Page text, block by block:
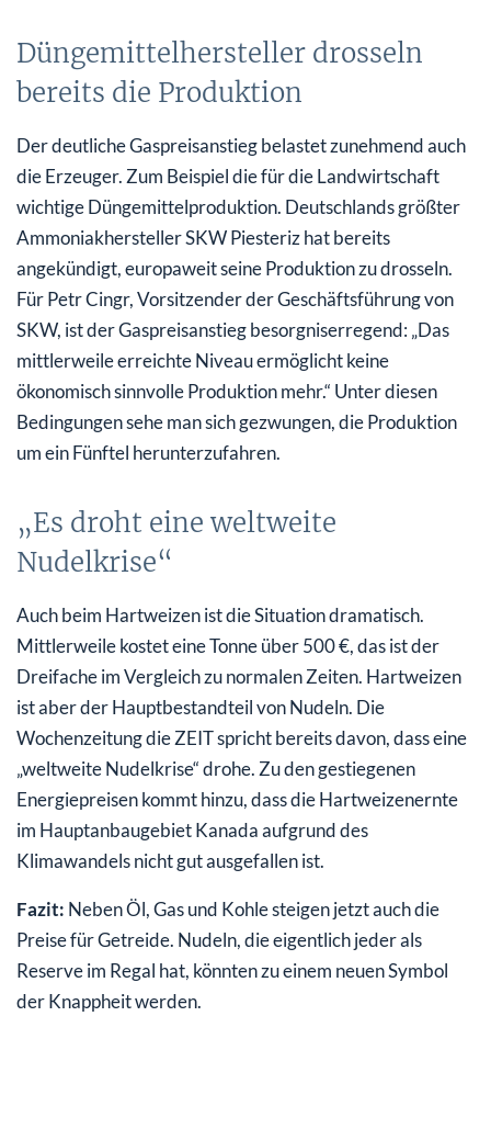
Düngemittelhersteller drosseln
bereits die Produktion
Der deutliche Gaspreisanstieg belastet zunehmend auch
die Erzeuger. Zum Beispiel die für die Landwirtschaft
wichtige Düngemittelproduktion. Deutschlands größter
Ammoniakhersteller SKW Piesteriz hat bereits
angekündigt, europaweit seine Produktion zu drosseln.
Für Petr Cingr, Vorsitzender der Geschäftsführung von
SKW, ist der Gaspreisanstieg besorgniserregend: „Das
mittlerweile erreichte Niveau ermöglicht keine
ökonomisch sinnvolle Produktion mehr.“ Unter diesen
Bedingungen sehe man sich gezwungen, die Produktion
um ein Fünftel herunterzufahren.
„Es droht eine weltweite
Nudelkrise“
Auch beim Hartweizen ist die Situation dramatisch.
Mittlerweile kostet eine Tonne über 500 €, das ist der
Dreifache im Vergleich zu normalen Zeiten. Hartweizen
ist aber der Hauptbestandteil von Nudeln. Die
Wochenzeitung die ZEIT spricht bereits davon, dass eine
„weltweite Nudelkrise“ drohe. Zu den gestiegenen
Energiepreisen kommt hinzu, dass die Hartweizenernte
im Hauptanbaugebiet Kanada aufgrund des
Klimawandels nicht gut ausgefallen ist.
Fazit: Neben Öl, Gas und Kohle steigen jetzt auch die
Preise für Getreide. Nudeln, die eigentlich jeder als
Reserve im Regal hat, könnten zu einem neuen Symbol
der Knappheit werden.